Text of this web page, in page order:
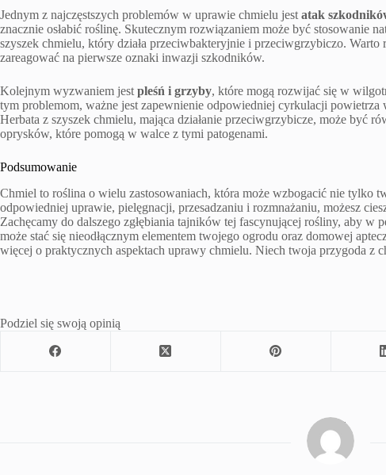
Jednym z najczęstszych problemów w uprawie chmielu jest atak
znacznie osłabić roślinę. Skutecznym rozwiązaniem może być stosowanie
szyszek chmielu, który działa przeciwbakteryjnie i przeciwgrzybiczo.
zareagować na pierwsze oznaki inwazji szkodników.
Kolejnym wyzwaniem jest pleśń i grzyby, które mogą rozwijać się w
tym problemom, ważne jest zapewnienie odpowiedniej cyrkulacji powietrza
Herbata z szyszek chmielu, mająca działanie przeciwgrzybicze, może być
oprysków, które pomogą w walce z tymi patogenami.
Podsumowanie
Chmiel to roślina o wielu zastosowaniach, która może wzbogacić nie tylko
odpowiedniej uprawie, pielęgnacji, przesadzaniu i rozmnażaniu, możesz
Zachęcamy do dalszego zgłębiania tajników tej fascynującej rośliny, aby w
może stać się nieodłącznym elementem twojego ogrodu oraz domowej
więcej o praktycznych aspektach uprawy chmielu. Niech twoja przygoda z
Podziel się swoją opinią